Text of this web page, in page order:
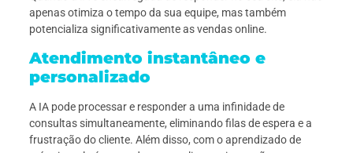
apenas otimiza o tempo da sua equipe, mas também
potencializa significativamente as vendas online.
Atendimento instantâneo e
personalizado
A IA pode processar e responder a uma infinidade de
consultas simultaneamente, eliminando filas de espera e a
frustração do cliente. Além disso, com o aprendizado de